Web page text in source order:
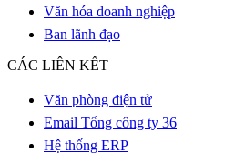
Văn hóa doanh nghiệp
Ban lãnh đạo
CÁC LIÊN KẾT
Văn phòng điện tử
Email Tổng công ty 36
Hệ thống ERP